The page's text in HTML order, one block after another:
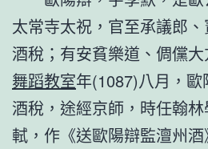
太常寺太祝，官至承議郎
酒稅；有安貧樂道、倜儻
舞蹈教室年(1087)八月，
酒稅，途經京師，時任翰
軾，作《送歐陽辯監澶州